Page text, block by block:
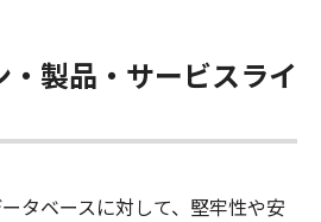
製品・サービスライ
タベースに対して、堅牢性や安